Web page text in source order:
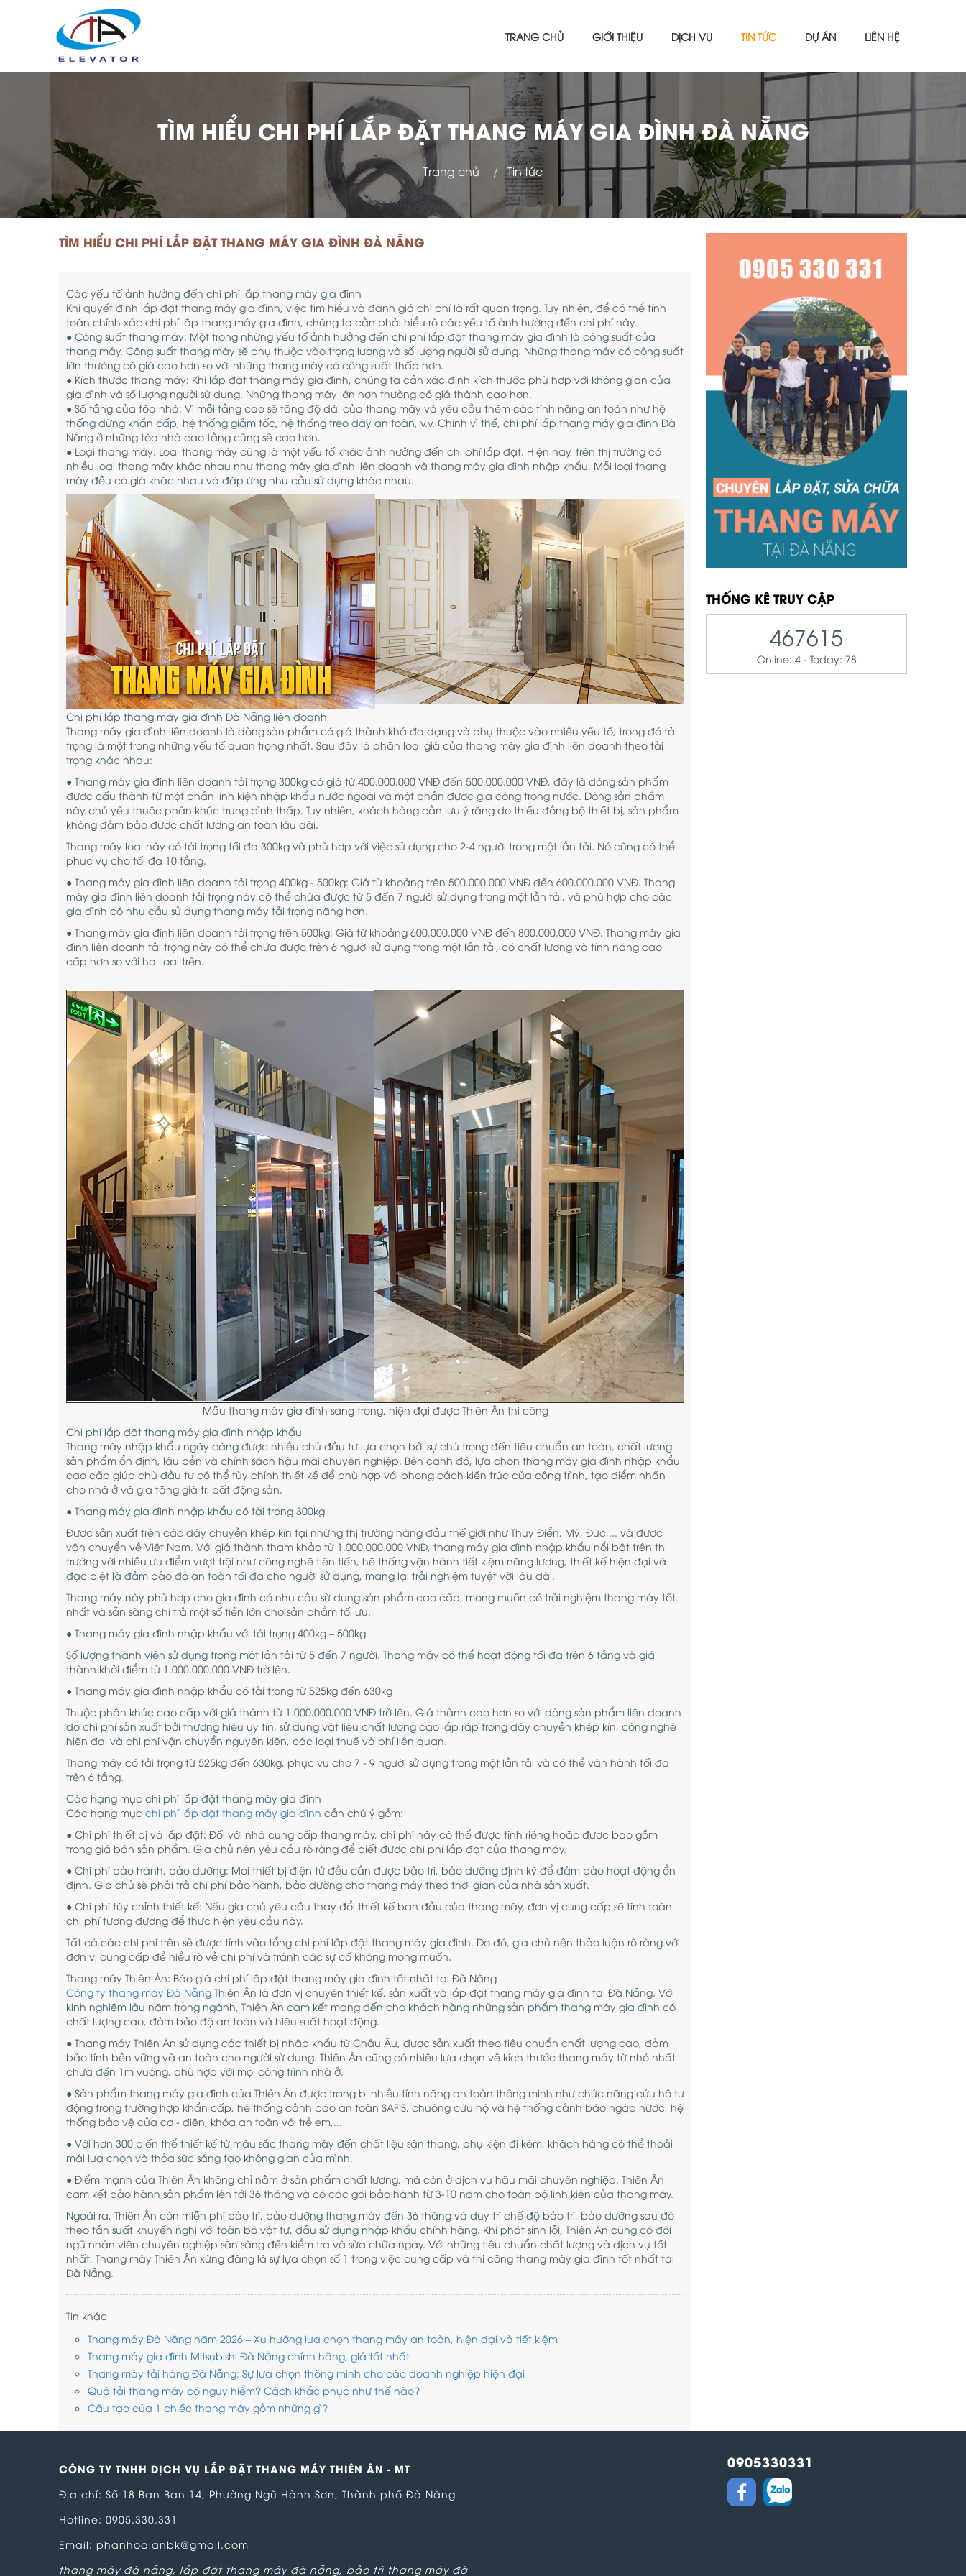
TRANG CHỦ GIỚI THIỆU DỊCH VỤ TIN TỨC DỰ ÁN LIÊN HỆ
TÌM HIỂU CHI PHÍ LẮP ĐẶT THANG MÁY GIA ĐÌNH ĐÀ NẴNG
Trang chủ Tin tức
TÌM HIỂU CHI PHÍ LẮP ĐẶT THANG MÁY GIA ĐÌNH ĐÀ NẴNG
Các yếu tố ảnh hưởng đến chi phí lắp thang máy gia đình
Khi quyết định lắp đặt thang máy gia đình, việc tìm hiểu và đánh giá chi phí là rất quan trọng. Tuy nhiên, để có thể tính
toán chính xác chi phí lắp thang máy gia đình, chúng ta cần phải hiểu rõ các yếu tố ảnh hưởng đến chi phí này.
● Công suất thang máy: Một trong những yếu tố ảnh hưởng đến chi phí lắp đặt thang máy gia đình là công suất của
thang máy. Công suất thang máy sẽ phụ thuộc vào trọng lượng và số lượng người sử dụng. Những thang máy có công suất
lớn thường có giá cao hơn so với những thang máy có công suất thấp hơn.
● Kích thước thang máy: Khi lắp đặt thang máy gia đình, chúng ta cần xác định kích thước phù hợp với không gian của
gia đình và số lượng người sử dụng. Những thang máy lớn hơn thường có giá thành cao hơn.
● Số tầng của tòa nhà: Vì mỗi tầng cao sẽ tăng độ dài của thang máy và yêu cầu thêm các tính năng an toàn như hệ
thống dừng khẩn cấp, hệ thống giảm tốc, hệ thống treo dây an toàn, v.v. Chính vì thế, chi phí lắp thang máy gia đinh Đà
Nẵng ở những tòa nhà cao tầng cũng sẽ cao hơn.
● Loại thang máy: Loại thang máy cũng là một yếu tố khác ảnh hưởng đến chi phí lắp đặt. Hiện nay, trên thị trường có
nhiều loại thang máy khác nhau như thang máy gia đình liên doanh và thang máy gia đình nhập khẩu. Mỗi loại thang
máy đều có giá khác nhau và đáp ứng nhu cầu sử dụng khác nhau.
Chi phí lắp thang máy gia đình Đà Nẵng liên doanh
Thang máy gia đình liên doanh là dòng sản phẩm có giá thành khá đa dạng và phụ thuộc vào nhiều yếu tố, trong đó tải
trọng là một trong những yếu tố quan trọng nhất. Sau đây là phân loại giá của thang máy gia đình liên doanh theo tải
trọng khác nhau:
● Thang máy gia đình liên doanh tải trọng 300kg có giá từ 400.000.000 VNĐ đến 500.000.000 VNĐ, đây là dòng sản phẩm
được cấu thành từ một phần linh kiện nhập khẩu nước ngoài và một phần được gia công trong nước. Dòng sản phẩm
này chủ yếu thuộc phân khúc trung bình thấp. Tuy nhiên, khách hàng cần lưu ý rằng do thiếu đồng bộ thiết bị, sản phẩm
không đảm bảo được chất lượng an toàn lâu dài.
Thang máy loại này có tải trọng tối đa 300kg và phù hợp với việc sử dụng cho 2-4 người trong một lần tải. Nó cũng có thể
phục vụ cho tối đa 10 tầng.
● Thang máy gia đình liên doanh tải trọng 400kg - 500kg: Giá từ khoảng trên 500.000.000 VNĐ đến 600.000.000 VNĐ. Thang
máy gia đình liên doanh tải trọng này có thể chứa được từ 5 đến 7 người sử dụng trong một lần tải, và phù hợp cho các
gia đình có nhu cầu sử dụng thang máy tải trọng nặng hơn.
● Thang máy gia đình liên doanh tải trọng trên 500kg: Giá từ khoảng 600.000.000 VNĐ đến 800.000.000 VNĐ. Thang máy gia
đình liên doanh tải trọng này có thể chứa được trên 6 người sử dụng trong một lần tải, có chất lượng và tính năng cao
cấp hơn so với hai loại trên.
Mẫu thang máy gia đình sang trọng, hiện đại được Thiên Ân thi công
Chi phí lắp đặt thang máy gia đình nhập khẩu
Thang máy nhập khẩu ngày càng được nhiều chủ đầu tư lựa chọn bởi sự chú trọng đến tiêu chuẩn an toàn, chất lượng
sản phẩm ổn định, lâu bền và chính sách hậu mãi chuyên nghiệp. Bên cạnh đó, lựa chọn thang máy gia đình nhập khẩu
cao cấp giúp chủ đầu tư có thể tùy chỉnh thiết kế để phù hợp với phong cách kiến trúc của công trình, tạo điểm nhấn
cho nhà ở và gia tăng giá trị bất động sản.
● Thang máy gia đình nhập khẩu có tải trọng 300kg
Được sản xuất trên các dây chuyền khép kín tại những thị trường hàng đầu thế giới như Thụy Điển, Mỹ, Đức,... và được
vận chuyển về Việt Nam. Với giá thành tham khảo từ 1.000.000.000 VNĐ, thang máy gia đình nhập khẩu nổi bật trên thị
trường với nhiều ưu điểm vượt trội như công nghệ tiên tiến, hệ thống vận hành tiết kiệm năng lượng, thiết kế hiện đại và
đặc biệt là đảm bảo độ an toàn tối đa cho người sử dụng, mang lại trải nghiệm tuyệt vời lâu dài.
Thang máy này phù hợp cho gia đình có nhu cầu sử dụng sản phẩm cao cấp, mong muốn có trải nghiệm thang máy tốt
nhất và sẵn sàng chi trả một số tiền lớn cho sản phẩm tối ưu.
● Thang máy gia đình nhập khẩu với tải trọng 400kg – 500kg
Số lượng thành viên sử dụng trong một lần tải từ 5 đến 7 người. Thang máy có thể hoạt động tối đa trên 6 tầng và giá
thành khởi điểm từ 1.000.000.000 VNĐ trở lên.
● Thang máy gia đình nhập khẩu có tải trọng từ 525kg đến 630kg
Thuộc phân khúc cao cấp với giá thành từ 1.000.000.000 VNĐ trở lên. Giá thành cao hơn so với dòng sản phẩm liên doanh
do chi phí sản xuất bởi thương hiệu uy tín, sử dụng vật liệu chất lượng cao lắp ráp trong dây chuyền khép kín, công nghệ
hiện đại và chi phí vận chuyển nguyên kiện, các loại thuế và phí liên quan.
Thang máy có tải trọng từ 525kg đến 630kg, phục vụ cho 7 - 9 người sử dụng trong một lần tải và có thể vận hành tối đa
trên 6 tầng.
Các hạng mục chi phí lắp đặt thang máy gia đình
Các hạng mục chi phí lắp đặt thang máy gia đình cần chú ý gồm:
● Chi phí thiết bị và lắp đặt: Đối với nhà cung cấp thang máy, chi phí này có thể được tính riêng hoặc được bao gồm
trong giá bán sản phẩm. Gia chủ nên yêu cầu rõ ràng để biết được chi phí lắp đặt của thang máy.
● Chi phí bảo hành, bảo dưỡng: Mọi thiết bị điện tử đều cần được bảo trì, bảo dưỡng định kỳ để đảm bảo hoạt động ổn
định. Gia chủ sẽ phải trả chi phí bảo hành, bảo dưỡng cho thang máy theo thời gian của nhà sản xuất.
● Chi phí tùy chỉnh thiết kế: Nếu gia chủ yêu cầu thay đổi thiết kế ban đầu của thang máy, đơn vị cung cấp sẽ tính toán
chi phí tương đương để thực hiện yêu cầu này.
Tất cả các chi phí trên sẽ được tính vào tổng chi phí lắp đặt thang máy gia đình. Do đó, gia chủ nên thảo luận rõ ràng với
đơn vị cung cấp để hiểu rõ về chi phí và tránh các sự cố không mong muốn.
Thang máy Thiên Ân: Báo giá chi phí lắp đặt thang máy gia đình tốt nhất tại Đà Nẵng
Công ty thang máy Đà Nẵng Thiên Ân là đơn vị chuyên thiết kế, sản xuất và lắp đặt thang máy gia đình tại Đà Nẵng. Với
kinh nghiệm lâu năm trong ngành, Thiên Ân cam kết mang đến cho khách hàng những sản phẩm thang máy gia đình có
chất lượng cao, đảm bảo độ an toàn và hiệu suất hoạt động.
● Thang máy Thiên Ân sử dụng các thiết bị nhập khẩu từ Châu Âu, được sản xuất theo tiêu chuẩn chất lượng cao, đảm
bảo tính bền vững và an toàn cho người sử dụng. Thiên Ân cũng có nhiều lựa chọn về kích thước thang máy từ nhỏ nhất
chưa đến 1m vuông, phù hợp với mọi công trình nhà ở.
● Sản phẩm thang máy gia đình của Thiên Ân được trang bị nhiều tính năng an toàn thông minh như chức năng cứu hộ tự
động trong trường hợp khẩn cấp, hệ thống cảnh báo an toàn SAFIS, chuông cứu hộ và hệ thống cảnh báo ngập nước, hệ
thống bảo vệ cửa cơ - điện, khóa an toàn với trẻ em,...
● Với hơn 300 biến thể thiết kế từ màu sắc thang máy đến chất liệu sàn thang, phụ kiện đi kèm, khách hàng có thể thoải
mái lựa chọn và thỏa sức sáng tạo không gian của mình.
● Điểm mạnh của Thiên Ân không chỉ nằm ở sản phẩm chất lượng, mà còn ở dịch vụ hậu mãi chuyên nghiệp. Thiên Ân
cam kết bảo hành sản phẩm lên tới 36 tháng và có các gói bảo hành từ 3-10 năm cho toàn bộ linh kiện của thang máy.
Ngoài ra, Thiên Ân còn miễn phí bảo trì, bảo dưỡng thang máy đến 36 tháng và duy trì chế độ bảo trì, bảo dưỡng sau đó
theo tần suất khuyến nghị với toàn bộ vật tư, dầu sử dụng nhập khẩu chính hãng. Khi phát sinh lỗi, Thiên Ân cũng có đội
ngũ nhân viên chuyên nghiệp sẵn sàng đến kiểm tra và sửa chữa ngay. Với những tiêu chuẩn chất lượng và dịch vụ tốt
nhất, Thang máy Thiên Ân xứng đáng là sự lựa chọn số 1 trong việc cung cấp và thi công thang máy gia đình tốt nhất tại
Đà Nẵng.
Tin khác
Thang máy Đà Nẵng năm 2026 – Xu hướng lựa chọn thang máy an toàn, hiện đại và tiết kiệm
Thang máy gia đình Mitsubishi Đà Nẵng chính hãng, giá tốt nhất
Thang máy tải hàng Đà Nẵng: Sự lựa chọn thông minh cho các doanh nghiệp hiện đại
Quá tải thang máy có nguy hiểm? Cách khắc phục như thế nào?
Cấu tạo của 1 chiếc thang máy gồm những gì?
THỐNG KÊ TRUY CẬP
467615
Online: 4 - Today: 78
CÔNG TY TNHH DỊCH VỤ LẮP ĐẶT THANG MÁY THIÊN ÂN - MT
Địa chỉ: Số 18 Ban Ban 14, Phường Ngũ Hành Sơn, Thành phố Đà Nẵng
Hotline: 0905.330.331
Email: phanhoaianbk@gmail.com
thang máy đà nẵng, lắp đặt thang máy đà nẵng, bảo trì thang máy đà
0905330331